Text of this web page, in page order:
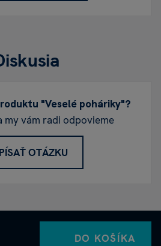
"Veselé poháriky"?
my vám radi odpovieme
OTÁZKU
DO KOŠÍKA